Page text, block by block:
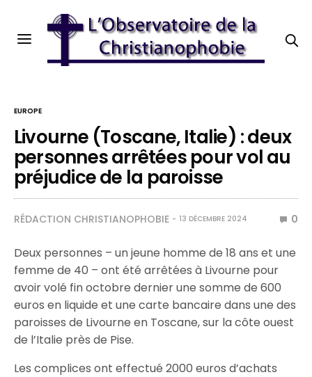
EUROPE
Livourne (Toscane, Italie) : deux
personnes arrêtées pour vol au
préjudice de la paroisse
RÉDACTION CHRISTIANOPHOBIE 13 DÉCEMBRE 2024 0
Deux personnes – un jeune homme de 18 ans et une
femme de 40 – ont été arrêtées à Livourne pour
avoir volé fin octobre dernier une somme de 600
euros en liquide et une carte bancaire dans une des
paroisses de Livourne en Toscane, sur la côte ouest
de l’Italie près de Pise.
Les complices ont effectué 2000 euros d’achats